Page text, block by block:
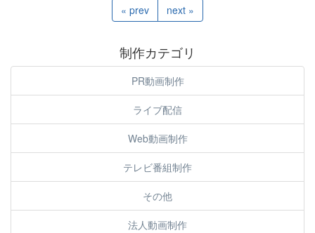
« prev next »
制作カテゴリ
PR動画制作
ライブ配信
Web動画制作
テレビ番組制作
その他
法人動画制作